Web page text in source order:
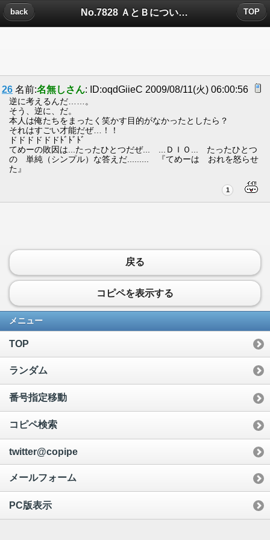
No.7828 ＡとＢについたコメント
back TOP
26 名前:名無しさん: ID:oqdGiieC 2009/08/11(火) 06:00:56
逆に考えるんだ……。
そう、逆に、だ。
本人は俺たちをまったく笑かす目的がなかったとしたら？
それはすごい才能だぜ…！！
ドドドドドドﾄﾞﾄﾞﾄﾞ
てめーの敗因は...たったひとつだぜ... ...ＤＩＯ... たったひとつ
の 単純（シンプル）な答えだ......... 『てめーは おれを怒らせ
た』
1
戻る
コピペを表示する
メニュー
TOP
ランダム
番号指定移動
コピペ検索
twitter@copipe
メールフォーム
PC版表示